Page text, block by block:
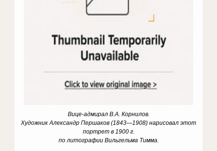
Вице-адмирал В.А. Корнилов.
Художник Александр Першаков (1843—1908) нарисовал этот
портрет в 1900 г.
по литографии Вильгельма Тимма.